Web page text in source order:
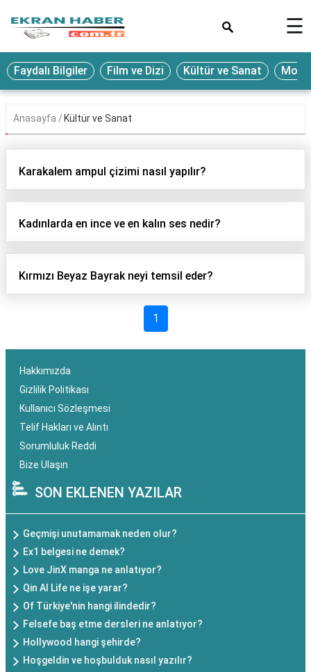
Sağlık
Spor
Yaşam
Blog
☰
Faydalı Bilgiler Film ve Dizi Kültür ve Sanat
Anasayfa Kültür ve Sanat
Karakalem ampul çizimi nasıl yapılır?
Kadınlarda en ince ve en kalın ses nedir?
Kırmızı Beyaz Bayrak neyi temsil eder?
1
Hakkımızda
Gizlilik Politikası
Kullanıcı Sözleşmesi
Telif Hakları ve Alıntı
Sorumluluk Reddi
Bize Ulaşın
SON EKLENEN YAZILAR
Geçmişi unutamamak neden olur?
Ex1 belgesi ne demek?
Love JinX manga ne anlatıyor?
Qin AI Life ne işe yarar?
Of Türkiye'nin hangi ilindedir?
Felsefe baş etme dersleri ne anlatıyor?
Hollywood hangi şehirde?
Hoşgeldin ve hoşbulduk nasıl yazılır?